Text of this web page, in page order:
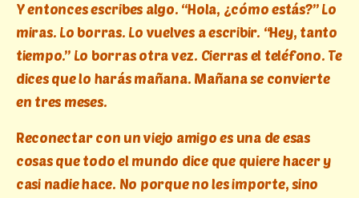
Y entonces escribes algo. “Hola, ¿cómo estás?” Lo
miras. Lo borras. Lo vuelves a escribir. “Hey, tanto
tiempo.” Lo borras otra vez. Cierras el teléfono. Te
dices que lo harás mañana. Mañana se convierte
en tres meses.
Reconectar con un viejo amigo es una de esas
cosas que todo el mundo dice que quiere hacer y
casi nadie hace. No porque no les importe, sino